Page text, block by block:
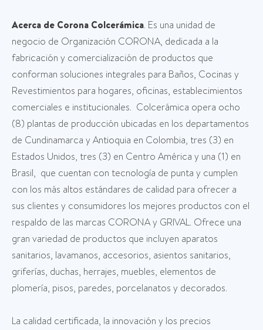
Acerca de Corona Colcerámica. Es una unidad de
negocio de Organización CORONA, dedicada a la
fabricación y comercialización de productos que
conforman soluciones integrales para Baños, Cocinas y
Revestimientos para hogares, oficinas, establecimientos
comerciales e institucionales. Colcerámica opera ocho
(8) plantas de producción ubicadas en los departamentos
de Cundinamarca y Antioquia en Colombia, tres (3) en
Estados Unidos, tres (3) en Centro América y una (1) en
Brasil, que cuentan con tecnología de punta y cumplen
con los más altos estándares de calidad para ofrecer a
sus clientes y consumidores los mejores productos con el
respaldo de las marcas CORONA y GRIVAL. Ofrece una
gran variedad de productos que incluyen aparatos
sanitarios, lavamanos, accesorios, asientos sanitarios,
griferías, duchas, herrajes, muebles, elementos de
plomería, pisos, paredes, porcelanatos y decorados.
La calidad certificada, la innovación y los precios